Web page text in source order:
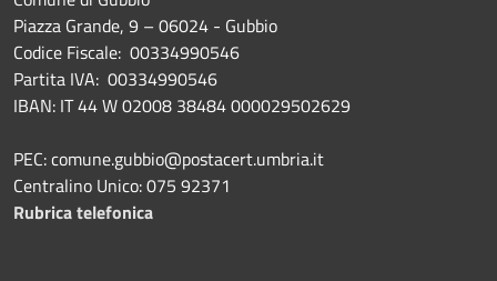
Piazza Grande, 9 – 06024 - Gubbio
Codice Fiscale: 00334990546
Partita IVA: 00334990546
IBAN: IT 44 W 02008 38484 000029502629
PEC: comune.gubbio@postacert.umbria.it
Centralino Unico: 075 92371
Rubrica telefonica